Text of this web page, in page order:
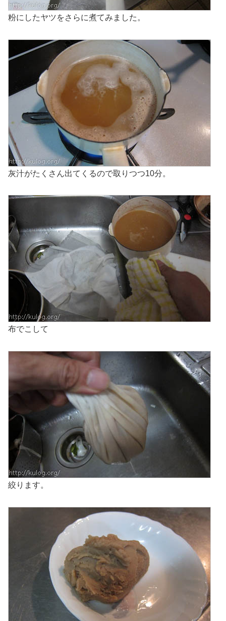
粉にしたヤツをさらに煮てみました。
灰汁がたくさん出てくるので取りつつ10分。
布でこして
絞ります。